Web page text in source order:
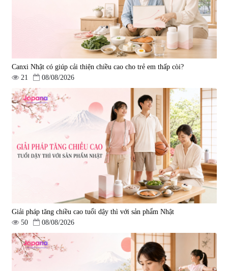
Canxi Nhật có giúp cải thiện chiều cao cho trẻ em thấp còi?
21
08/08/2026
Giải pháp tăng chiều cao tuổi dậy thì với sản phẩm Nhật
50
08/08/2026